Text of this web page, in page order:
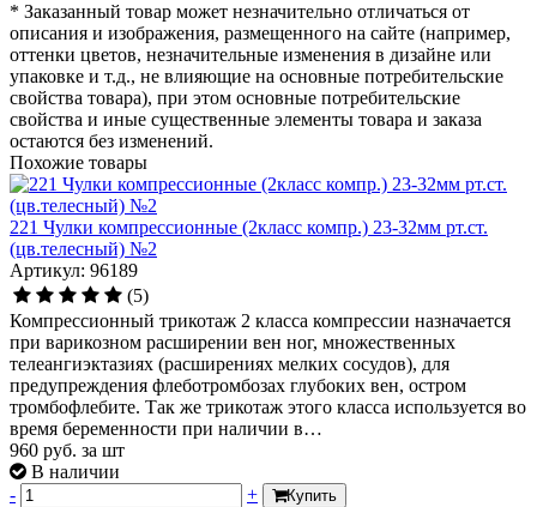
* Заказанный товар может незначительно отличаться от
описания и изображения, размещенного на сайте (например,
оттенки цветов, незначительные изменения в дизайне или
упаковке и т.д., не влияющие на основные потребительские
свойства товара), при этом основные потребительские
свойства и иные существенные элементы товара и заказа
остаются без изменений.
Похожие товары
221 Чулки компрессионные (2класс компр.) 23-32мм рт.ст.
(цв.телесный) №2
Артикул: 96189
(5)
Компрессионный трикотаж 2 класса компрессии назначается
при варикозном расширении вен ног, множественных
телеангиэктазиях (расширениях мелких сосудов), для
предупреждения флеботромбозах глубоких вен, остром
тромбофлебите. Так же трикотаж этого класса используется во
время беременности при наличии в…
960 руб. за шт
В наличии
-
+ Купить